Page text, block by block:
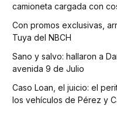
camioneta cargada con
Con promos exclusivas,
Tuya del NBCH
Sano y salvo: hallaron a
avenida 9 de Julio
Caso Loan, el juicio: el
los vehículos de Pérez y